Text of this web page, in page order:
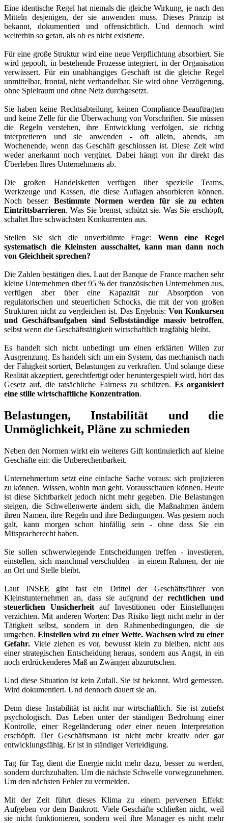
Eine identische Regel hat niemals die gleiche Wirkung, je nach den
Mitteln desjenigen, der sie anwenden muss. Dieses Prinzip ist
bekannt, dokumentiert und offensichtlich. Und dennoch wird
weiterhin so getan, als ob es nicht existierte.
Für eine große Struktur wird eine neue Verpflichtung absorbiert. Sie
wird gepoolt, in bestehende Prozesse integriert, in der Organisation
verwässert. Für ein unabhängiges Geschäft ist die gleiche Regel
unmittelbar, frontal, nicht verhandelbar. Sie wird ohne Verzögerung,
ohne Spielraum und ohne Netz durchgesetzt.
Sie haben keine Rechtsabteilung, keinen Compliance-Beauftragten
und keine Zelle für die Überwachung von Vorschriften. Sie müssen
die Regeln verstehen, ihre Entwicklung verfolgen, sie richtig
interpretieren und sie anwenden - oft allein, abends, am
Wochenende, wenn das Geschäft geschlossen ist. Diese Zeit wird
weder anerkannt noch vergütet. Dabei hängt von ihr direkt das
Überleben Ihres Unternehmens ab.
Die großen Handelsketten verfügen über spezielle Teams,
Werkzeuge und Kassen, die diese Auflagen absorbieren können.
Noch besser: Bestimmte Normen werden für sie zu echten
Eintrittsbarrieren. Was Sie bremst, schützt sie. Was Sie erschöpft,
schaltet Ihre schwächsten Konkurrenten aus.
Stellen Sie sich die unverblümte Frage: Wenn eine Regel
systematisch die Kleinsten ausschaltet, kann man dann noch
von Gleichheit sprechen?
Die Zahlen bestätigen dies. Laut der Banque de France machen sehr
kleine Unternehmen über 95 % der französischen Unternehmen aus,
verfügen aber über eine Kapazität zur Absorption von
regulatorischen und steuerlichen Schocks, die mit der von großen
Strukturen nicht zu vergleichen ist. Das Ergebnis: Von Konkursen
und Geschäftsaufgaben sind Selbstständige massiv betroffen,
selbst wenn die Geschäftstätigkeit wirtschaftlich tragfähig bleibt.
Es handelt sich nicht unbedingt um einen erklärten Willen zur
Ausgrenzung. Es handelt sich um ein System, das mechanisch nach
der Fähigkeit sortiert, Belastungen zu verkraften. Und solange diese
Realität akzeptiert, gerechtfertigt oder heruntergespielt wird, hört das
Gesetz auf, die tatsächliche Fairness zu schützen. Es organisiert
eine stille wirtschaftliche Konzentration.
Belastungen, Instabilität und die
Unmöglichkeit, Pläne zu schmieden
Neben den Normen wirkt ein weiteres Gift kontinuierlich auf kleine
Geschäfte ein: die Unberechenbarkeit.
Unternehmertum setzt eine einfache Sache voraus: sich projizieren
zu können. Wissen, wohin man geht. Vorausschauen können. Heute
ist diese Sichtbarkeit jedoch nicht mehr gegeben. Die Belastungen
steigen, die Schwellenwerte ändern sich, die Maßnahmen ändern
ihren Namen, ihre Regeln und ihre Bedingungen. Was gestern noch
galt, kann morgen schon hinfällig sein - ohne dass Sie ein
Mitspracherecht haben.
Sie sollen schwerwiegende Entscheidungen treffen - investieren,
einstellen, sich manchmal verschulden - in einem Rahmen, der nie
an Ort und Stelle bleibt.
Laut INSEE gibt fast ein Drittel der Geschäftsführer von
Kleinstunternehmen an, dass sie aufgrund der rechtlichen und
steuerlichen Unsicherheit auf Investitionen oder Einstellungen
verzichten. Mit anderen Worten: Das Risiko liegt nicht mehr in der
Tätigkeit selbst, sondern in den Rahmenbedingungen, die sie
umgeben. Einstellen wird zu einer Wette. Wachsen wird zu einer
Gefahr. Viele ziehen es vor, bewusst klein zu bleiben, nicht aus
einer strategischen Entscheidung heraus, sondern aus Angst, in ein
noch erdrückenderes Maß an Zwängen abzurutschen.
Und diese Situation ist kein Zufall. Sie ist bekannt. Wird gemessen.
Wird dokumentiert. Und dennoch dauert sie an.
Denn diese Instabilität ist nicht nur wirtschaftlich. Sie ist zutiefst
psychologisch. Das Leben unter der ständigen Bedrohung einer
Kontrolle, einer Regeländerung oder einer neuen Interpretation
erschöpft. Der Geschäftsmann ist nicht mehr kreativ oder gar
entwicklungsfähig. Er ist in ständiger Verteidigung.
Tag für Tag dient die Energie nicht mehr dazu, besser zu werden,
sondern durchzuhalten. Um die nächste Schwelle vorwegzunehmen.
Um den nächsten Fehler zu vermeiden.
Mit der Zeit führt dieses Klima zu einem perversen Effekt:
Aufgeben vor dem Bankrott. Viele Geschäfte schließen nicht, weil
sie nicht funktionieren, sondern weil ihre Manager es nicht mehr